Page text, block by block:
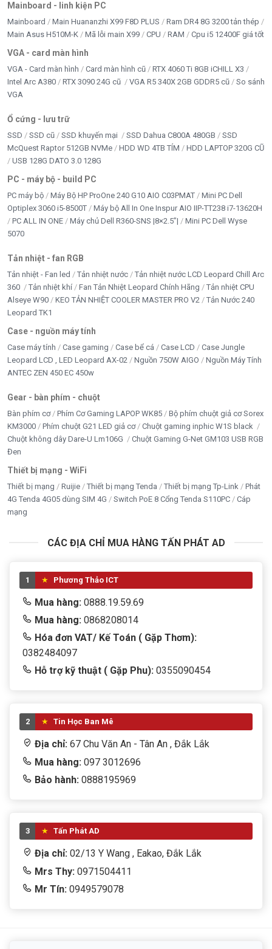
Mainboard - linh kiện PC
Mainboard Main Huananzhi X99 F8D PLUS
Ram DR4 8G 3200 tản thép
Main Asus H510M-K
Mã lỗi main X99 CPU RAM Cpu i5 12400F giá tốt
VGA - card màn hình
VGA - Card màn hình Card màn hình cũ
RTX 4060 Ti 8GB iCHILL X3
Intel Arc A380
RTX 3090 24G cũ VGA R5 340X 2GB GDDR5 cũ
So sánh
VGA
Ổ cứng - lưu trữ
SSD SSD cũ SSD khuyến mại SSD Dahua C800A 480GB
SSD
McQuest Raptor 512GB NVMe
HDD WD 4TB TÍM
HDD LAPTOP 320G CŨ
USB 128G DATO 3.0 128G
PC - máy bộ - build PC
PC máy bộ Máy Bộ HP ProOne 240 G10 AIO C03PMAT
Mini PC Dell
Optiplex 3060 i5-8500T
Máy bộ All In One Inspur AIO IIP-TT238 i7-13620H
PC ALL IN ONE
Máy chủ Dell R360-SNS |8×2.5”|
Mini PC Dell Wyse
5070
Tản nhiệt - fan RGB
Tản nhiệt - Fan led Tản nhiệt nước
Tản nhiệt nước LCD Leopard Chill Arc
360
Tản nhiệt khí Fan Tản Nhiệt Leopard Chính Hãng
Tản nhiệt CPU
Alseye W90
KEO TẢN NHIỆT COOLER MASTER PRO V2
Tản Nước 240
Leopard TK1
Case - nguồn máy tính
Case máy tính Case gaming Case bể cá Case LCD
Case Jungle
Leopard LCD , LED Leopard AX-02
Nguồn 750W AIGO
Nguồn Máy Tính
ANTEC ZEN 450 EC 450w
Gear - bàn phím - chuột
Bàn phím cơ Phím Cơ Gaming LAPOP WK85
Bộ phím chuột giả cơ Sorex
KM3000
Phím chuột G21 LED giả cơ
Chuột gaming inphic W1S black
Chuột không dây Dare-U Lm106G
Chuột Gaming G-Net GM103 USB RGB
Đen
Thiết bị mạng - WiFi
Thiết bị mạng Ruijie Thiết bị mạng Tenda Thiết bị mạng Tp-Link
Phát
4G Tenda 4G05 dùng SIM 4G
Switch PoE 8 Cổng Tenda S110PC
Cáp
mạng
CÁC ĐỊA CHỈ MUA HÀNG TẤN PHÁT AD
1 Phương Thảo ICT
Mua hàng: 0888.19.59.69
Mua hàng: 0868208014
Hóa đơn VAT/ Kế Toán ( Gặp Thơm):
0382484097
Hỗ trợ kỹ thuật ( Gặp Phu): 0355090454
2 Tin Học Ban Mê
Địa chỉ: 67 Chu Văn An - Tân An , Đắk Lắk
Mua hàng: 097 3012696
Bảo hành: 0888195969
3 Tấn Phát AD
Địa chỉ: 02/13 Y Wang , Eakao, Đắk Lắk
Mrs Thy: 0971504411
Mr Tín: 0949579078